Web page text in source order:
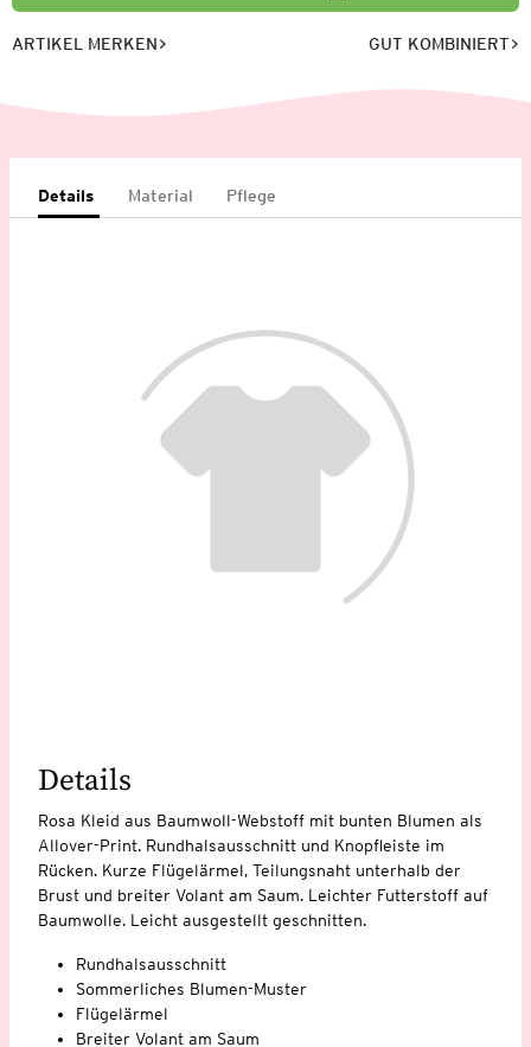
ARTIKEL MERKEN GUT KOMBINIERT
Details Material Pflege
Details
Rosa Kleid aus Baumwoll-Webstoff mit bunten Blumen als
Allover-Print. Rundhalsausschnitt und Knopfleiste im
Rücken. Kurze Flügelärmel, Teilungsnaht unterhalb der
Brust und breiter Volant am Saum. Leichter Futterstoff auf
Baumwolle. Leicht ausgestellt geschnitten.
Rundhalsausschnitt
Sommerliches Blumen-Muster
Flügelärmel
Breiter Volant am Saum